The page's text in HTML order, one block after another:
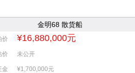
金明68 散货船
价 ¥16,880,000元
价 未公开
金 ¥1,700,000元